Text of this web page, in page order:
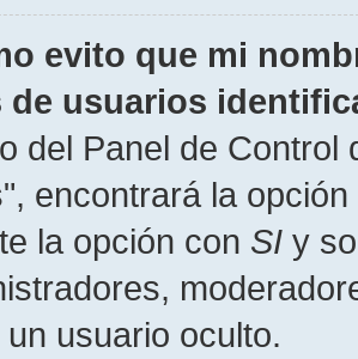
evito que mi
de usuarios
del Panel de
encontrará la opción
la opción con SI y
usuario oculto.